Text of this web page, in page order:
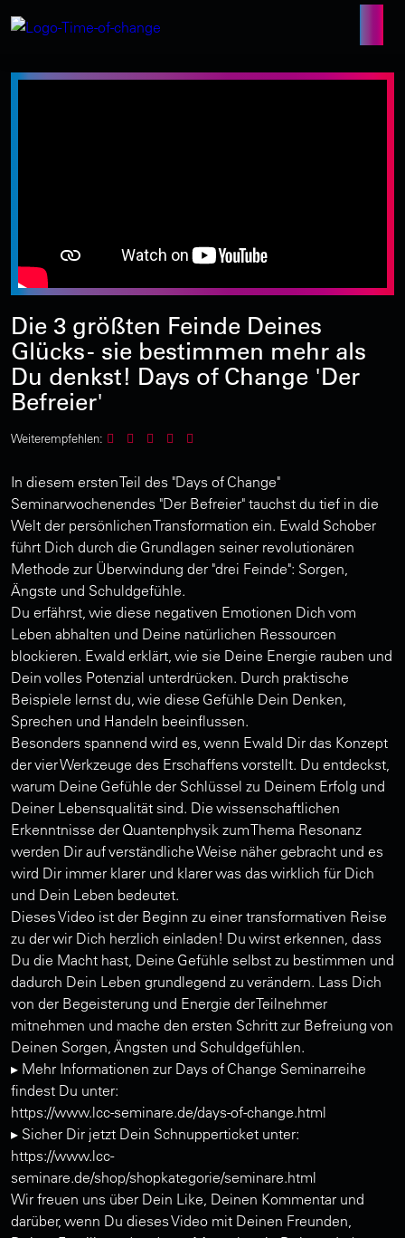
Die 3 größten Feinde Deines
Glücks - sie bestimmen mehr als
Du denkst! Days of Change 'Der
Befreier'
Weiterempfehlen:
In diesem ersten Teil des "Days of Change"
Seminarwochenendes "Der Befreier" tauchst du tief in die
Welt der persönlichen Transformation ein. Ewald Schober
führt Dich durch die Grundlagen seiner revolutionären
Methode zur Überwindung der "drei Feinde": Sorgen,
Ängste und Schuldgefühle.
Du erfährst, wie diese negativen Emotionen Dich vom
Leben abhalten und Deine natürlichen Ressourcen
blockieren. Ewald erklärt, wie sie Deine Energie rauben und
Dein volles Potenzial unterdrücken. Durch praktische
Beispiele lernst du, wie diese Gefühle Dein Denken,
Sprechen und Handeln beeinflussen.
Besonders spannend wird es, wenn Ewald Dir das Konzept
der vier Werkzeuge des Erschaffens vorstellt. Du entdeckst,
warum Deine Gefühle der Schlüssel zu Deinem Erfolg und
Deiner Lebensqualität sind. Die wissenschaftlichen
Erkenntnisse der Quantenphysik zum Thema Resonanz
werden Dir auf verständliche Weise näher gebracht und es
wird Dir immer klarer und klarer was das wirklich für Dich
und Dein Leben bedeutet.
Dieses Video ist der Beginn zu einer transformativen Reise
zu der wir Dich herzlich einladen! Du wirst erkennen, dass
Du die Macht hast, Deine Gefühle selbst zu bestimmen und
dadurch Dein Leben grundlegend zu verändern. Lass Dich
von der Begeisterung und Energie der Teilnehmer
mitnehmen und mache den ersten Schritt zur Befreiung von
Deinen Sorgen, Ängsten und Schuldgefühlen.
▸ Mehr Informationen zur Days of Change Seminarreihe
findest Du unter:
https://www.lcc-seminare.de/days-of-change.html
▸ Sicher Dir jetzt Dein Schnupperticket unter:
https://www.lcc-
seminare.de/shop/shopkategorie/seminare.html
Wir freuen uns über Dein Like, Deinen Kommentar und
darüber, wenn Du dieses Video mit Deinen Freunden,